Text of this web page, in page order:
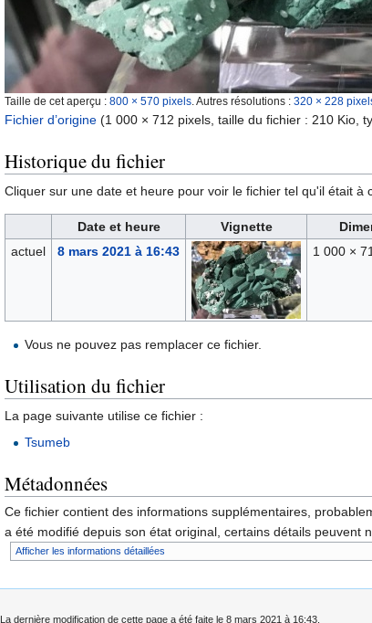
Taille de cet aperçu : 800 × 570 pixels Autres résolutions : 320 × 228
Fichier d’origine (1 000 × 712 pixels, taille du fichier : 210 Kio,
Historique du fichier
Cliquer sur une date et heure pour voir le fichier tel qu'il était à
Date et heure Vignette
actuel
8 mars 2021 à 16:43 1 000 ×
Vous ne pouvez pas remplacer ce fichier.
Utilisation du fichier
La page suivante utilise ce fichier :
Tsumeb
Métadonnées
Ce fichier contient des informations supplémentaires,
a été modifié depuis son état original, certains détails peuvent
Afficher les informations détaillées
La dernière modification de cette page a été faite le 8 mars 2021 à 16:43.